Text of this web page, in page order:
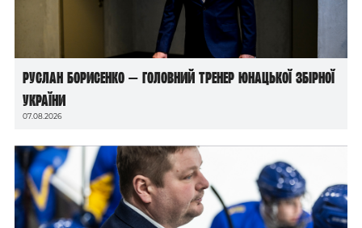
Руслан Борисенко — головний тренер юнацької збірної
України
07.08.2026